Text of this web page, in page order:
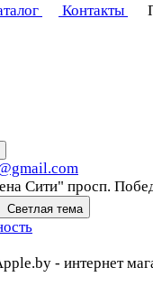
Контакты
Сити" просп.
Светлая тема
- интернет